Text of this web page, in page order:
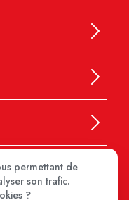
permettant de
son trafic.
?